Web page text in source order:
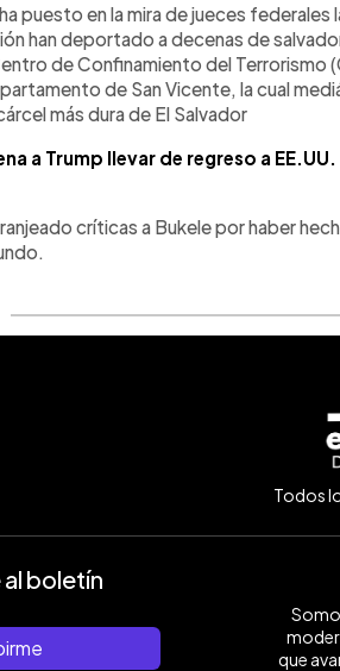
puesto en la mira de jueces federales
han deportado a decenas de
de Confinamiento del Terrorismo
de San Vicente, la cual
más dura de El Salvador
a Trump llevar de regreso a
críticas a Bukele por haber
Todos
boletín
que